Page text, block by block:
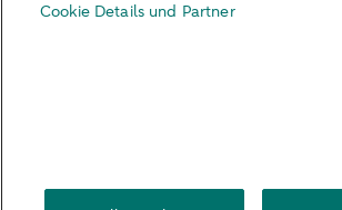
Kontakt
Cookie Details und Partner